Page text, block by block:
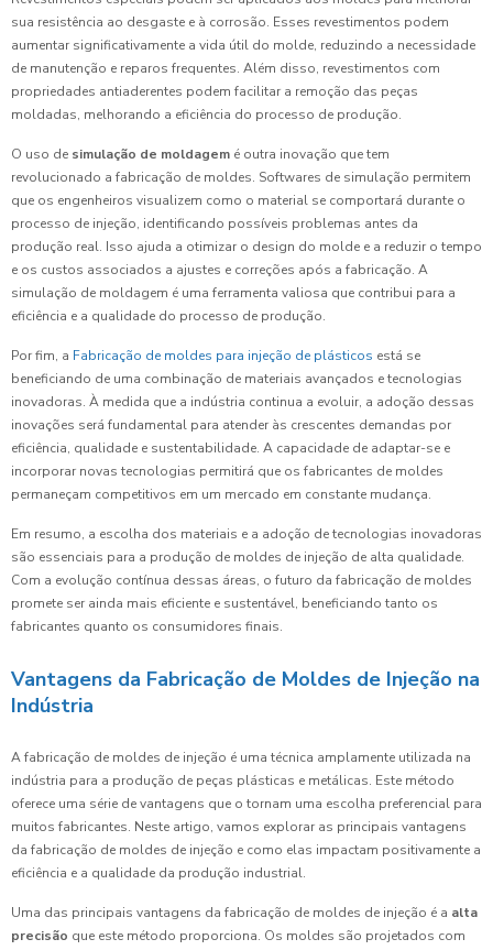
sua resistência ao desgaste e à corrosão. Esses revestimentos podem
aumentar significativamente a vida útil do molde, reduzindo a necessidade
de manutenção e reparos frequentes. Além disso, revestimentos com
propriedades antiaderentes podem facilitar a remoção das peças
moldadas, melhorando a eficiência do processo de produção.
O uso de simulação de moldagem é outra inovação que tem
revolucionado a fabricação de moldes. Softwares de simulação permitem
que os engenheiros visualizem como o material se comportará durante o
processo de injeção, identificando possíveis problemas antes da
produção real. Isso ajuda a otimizar o design do molde e a reduzir o tempo
e os custos associados a ajustes e correções após a fabricação. A
simulação de moldagem é uma ferramenta valiosa que contribui para a
eficiência e a qualidade do processo de produção.
Por fim, a Fabricação de moldes para injeção de plásticos está se
beneficiando de uma combinação de materiais avançados e tecnologias
inovadoras. À medida que a indústria continua a evoluir, a adoção dessas
inovações será fundamental para atender às crescentes demandas por
eficiência, qualidade e sustentabilidade. A capacidade de adaptar-se e
incorporar novas tecnologias permitirá que os fabricantes de moldes
permaneçam competitivos em um mercado em constante mudança.
Em resumo, a escolha dos materiais e a adoção de tecnologias inovadoras
são essenciais para a produção de moldes de injeção de alta qualidade.
Com a evolução contínua dessas áreas, o futuro da fabricação de moldes
promete ser ainda mais eficiente e sustentável, beneficiando tanto os
fabricantes quanto os consumidores finais.
Vantagens da Fabricação de Moldes de Injeção na
Indústria
A fabricação de moldes de injeção é uma técnica amplamente utilizada na
indústria para a produção de peças plásticas e metálicas. Este método
oferece uma série de vantagens que o tornam uma escolha preferencial para
muitos fabricantes. Neste artigo, vamos explorar as principais vantagens
da fabricação de moldes de injeção e como elas impactam positivamente a
eficiência e a qualidade da produção industrial.
Uma das principais vantagens da fabricação de moldes de injeção é a alta
precisão que este método proporciona. Os moldes são projetados com